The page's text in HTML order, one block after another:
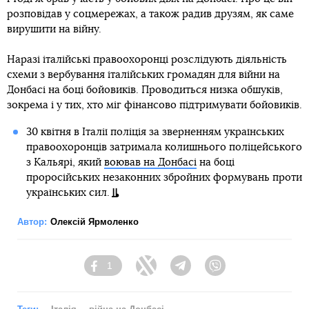
розповідав у соцмережах, а також радив друзям, як саме
вирушити на війну.
Наразі італійські правоохоронці розслідують діяльність
схеми з вербування італійських громадян для війни на
Донбасі на боці бойовиків. Проводиться низка обшуків,
зокрема і у тих, хто міг фінансово підтримувати бойовиків.
30 квітня в Італії поліція за зверненням українських
правоохоронців затримала колишнього поліцейського
з Кальярі, який воював на Донбасіна боці
проросійських незаконних збройних формувань проти
українських сил.
Автор: Олексій Ярмоленко
Facebook
1
Twitter Telegram